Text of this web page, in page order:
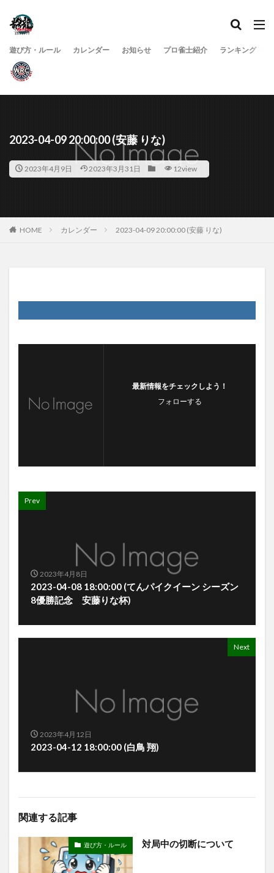
遊び方・ルール カレンダー お知らせ プロ雀士紹介 ランキング
2023-04-09 20:00:00 (安藤 りな)
2023年4月9日 2023年3月31日 12view
HOME カレンダー 2023-04-09 20:00:00 (安藤 りな)
最新情報をチェックしよう！
フォローする
Prev
2023年4月8日
2023-04-08 18:00:00 (てんパイクイーン シーズン
8優勝記念 安藤りな杯)
Next
2023年4月12日
2023-04-12 18:00:00 (白鳥 翔)
関連する記事
遊び方・ルール 対局中の切断について